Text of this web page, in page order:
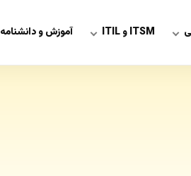
ITSM و ITIL آموزش و دانشنامه